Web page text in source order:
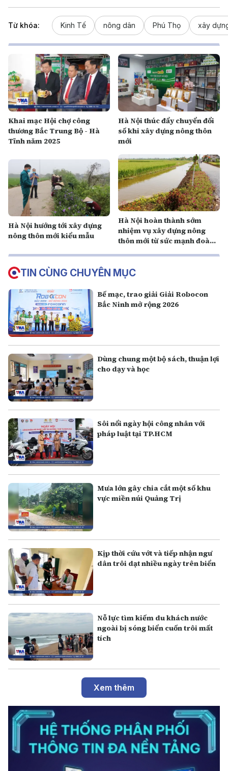
Từ khóa: Kinh Tế nông dân Phú Thọ xây
Khai mạc Hội chợ công
thương Bắc Trung Bộ - Hà
Tĩnh năm 2025
Hà Nội thúc đẩy chuyển đổi
số khi xây dựng nông thôn
mới
Hà Nội hướng tới xây dựng
nông thôn mới kiểu mẫu
Hà Nội hoàn thành sớm
nhiệm vụ xây dựng nông
thôn mới từ sức mạnh đoàn
TIN CÙNG CHUYÊN MỤC
Bế mạc, trao giải Giải Robocon
Bắc Ninh mở rộng 2026
Dùng chung một bộ sách, thuận lợi
cho dạy và học
Sôi nổi ngày hội công nhân với
pháp luật tại TP.HCM
Mưa lớn gây chia cắt một số khu
vực miền núi Quảng Trị
Kịp thời cứu vớt và tiếp nhận ngư
dân trôi dạt nhiều ngày trên biển
Nỗ lực tìm kiếm du khách nước
ngoài bị sóng biển cuốn trôi mất
tích
Xem thêm